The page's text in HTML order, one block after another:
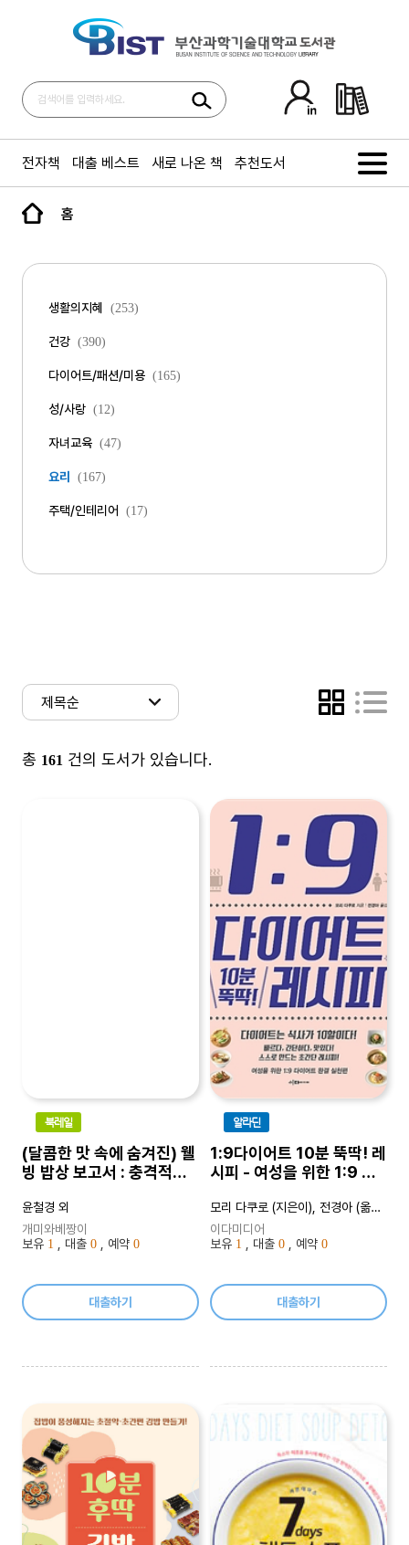
전자책 대출 베스트 새로 나온 책 추천도서
홈
생활의지혜 (253)
건강 (390)
다이어트/패션/미용 (165)
성/사랑 (12)
자녀교육 (47)
요리 (167)
주택/인테리어 (17)
총 161 건의 도서가 있습니다.
북레일
(달콤한 맛 속에 숨겨진) 웰
빙 밥상 보고서 : 충격적인
윤철경 외
개미와베짱이
보유 1 , 대출 0 , 예약 0
대출하기
알라딘
1:9다이어트 10분 뚝딱! 레
시피 - 여성을 위한 1:9 다
모리 다쿠로 (지은이), 전경아 (옮긴이)
이다미디어
보유 1 , 대출 0 , 예약 0
대출하기